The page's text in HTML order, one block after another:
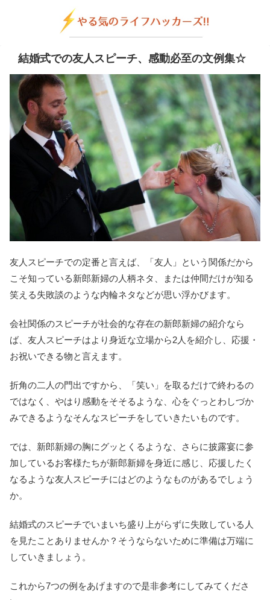
結婚式での友人スピーチ、感動必至の文例集☆
友人スピーチでの定番と言えば、「友人」という関係だから
こそ知っている新郎新婦の人柄ネタ、または仲間だけが知る
笑える失敗談のような内輪ネタなどが思い浮かびます。
会社関係のスピーチが社会的な存在の新郎新婦の紹介なら
ば、友人スピーチはより身近な立場から2人を紹介し、応援・
お祝いできる物と言えます。
折角の二人の門出ですから、「笑い」を取るだけで終わるの
ではなく、やはり感動をそそるような、心をぐっとわしづか
みできるようなそんなスピーチをしていきたいものです。
では、新郎新婦の胸にグッとくるような、さらに披露宴に参
加しているお客様たちが新郎新婦を身近に感じ、応援したく
なるような友人スピーチにはどのようなものがあるでしょう
か。
結婚式のスピーチでいまいち盛り上がらずに失敗している人
を見たことありませんか？そうならないために準備は万端に
していきましょう。
これから7つの例をあげますので是非参考にしてみてくださ